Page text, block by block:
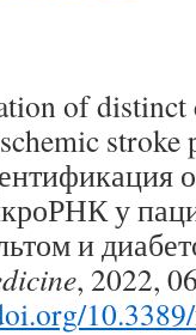
of
stroke
у
и
, 2022,